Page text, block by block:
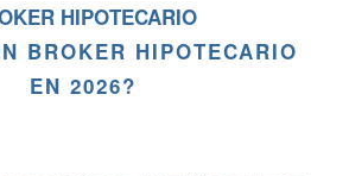
HIPOTECARIO
BROKER HIPOTECARIO
EN 2026?